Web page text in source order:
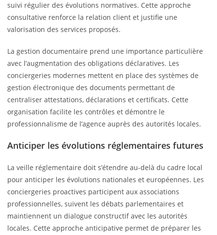
suivi régulier des évolutions normatives. Cette approche
consultative renforce la relation client et justifie une
valorisation des services proposés.
La gestion documentaire prend une importance particulière
avec l’augmentation des obligations déclaratives. Les
conciergeries modernes mettent en place des systèmes de
gestion électronique des documents permettant de
centraliser attestations, déclarations et certificats. Cette
organisation facilite les contrôles et démontre le
professionnalisme de l’agence auprès des autorités locales.
Anticiper les évolutions réglementaires futures
La veille réglementaire doit s’étendre au-delà du cadre local
pour anticiper les évolutions nationales et européennes. Les
conciergeries proactives participent aux associations
professionnelles, suivent les débats parlementaires et
maintiennent un dialogue constructif avec les autorités
locales. Cette approche anticipative permet de préparer les